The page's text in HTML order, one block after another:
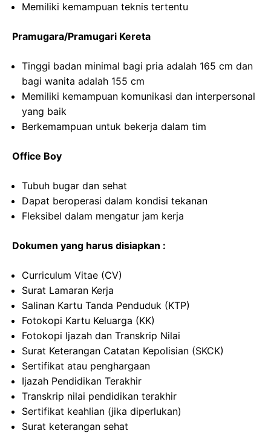
Memiliki kemampuan teknis tertentu
Pramugara/Pramugari Kereta
Tinggi badan minimal bagi pria adalah 165 cm dan
bagi wanita adalah 155 cm
Memiliki kemampuan komunikasi dan interpersonal
yang baik
Berkemampuan untuk bekerja dalam tim
Office Boy
Tubuh bugar dan sehat
Dapat beroperasi dalam kondisi tekanan
Fleksibel dalam mengatur jam kerja
Dokumen yang harus disiapkan :
Curriculum Vitae (CV)
Surat Lamaran Kerja
Salinan Kartu Tanda Penduduk (KTP)
Fotokopi Kartu Keluarga (KK)
Fotokopi Ijazah dan Transkrip Nilai
Surat Keterangan Catatan Kepolisian (SKCK)
Sertifikat atau penghargaan
Ijazah Pendidikan Terakhir
Transkrip nilai pendidikan terakhir
Sertifikat keahlian (jika diperlukan)
Surat keterangan sehat